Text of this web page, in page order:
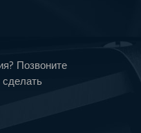
Позвоните